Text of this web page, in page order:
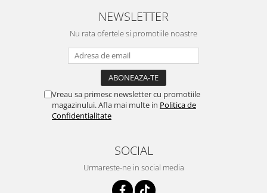
NEWSLETTER
Nu rata ofertele si promotiile noastre
Vreau sa primesc newsletter cu promotiile
magazinului. Afla mai multe in Politica de
Confidentialitate
SOCIAL
Urmareste-ne in social media